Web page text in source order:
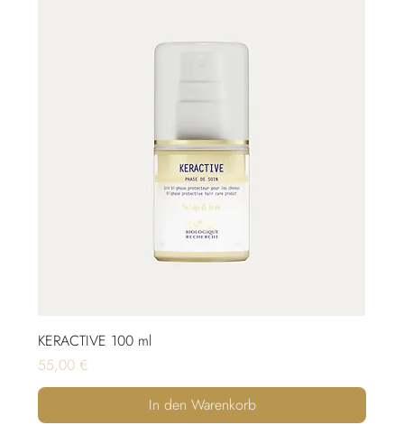
KERACTIVE 100 ml
Preis
55,00 €
In den Warenkorb